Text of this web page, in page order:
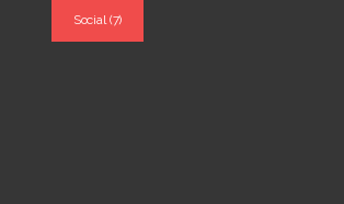
Social (7)